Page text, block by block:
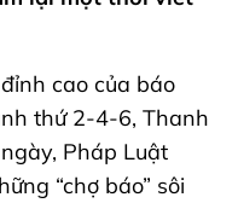
cao của báo
thứ 2-4-6, Thanh
Pháp Luật
“chợ báo” sôi